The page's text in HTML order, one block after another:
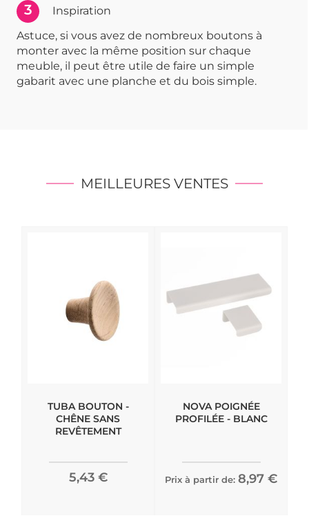
3
Inspiration
Astuce, si vous avez de nombreux boutons à
monter avec la même position sur chaque
meuble, il peut être utile de faire un simple
gabarit avec une planche et du bois simple.
MEILLEURES VENTES
TUBA BOUTON -
CHÊNE SANS
REVÊTEMENT
5,43 €
NOVA POIGNÉE
PROFILÉE - BLANC
Prix à partir de: 8,97 €